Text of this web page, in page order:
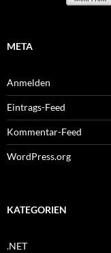
META
Anmelden
Eintrags-Feed
Kommentar-Feed
WordPress.org
KATEGORIEN
.NET